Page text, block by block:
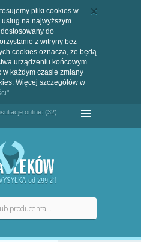
pliki cookies w
na najwyższym
do
z witryny bez
cookies oznacza, że będą
urządzeniu końcowym.
w każdym czasie zmiany
Więcej szczegółów w
.
online: (32)
od 299 zł!